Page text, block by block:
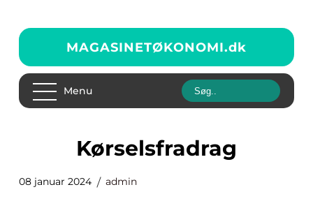
MAGASINETØKONOMI.dk
Menu
kørselsfradrag
08 januar 2024 admin